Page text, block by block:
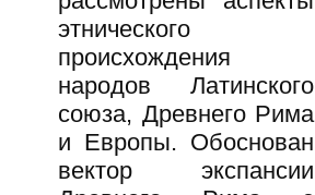
этнического
происхождения
народов Латинского
союза, Древнего Рима
и Европы. Обоснован
вектор экспансии